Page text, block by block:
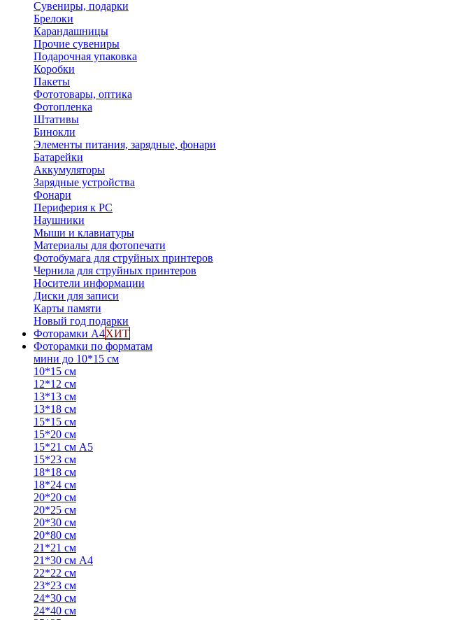
Сувениры, подарки
Брелоки
Карандашницы
Прочие сувениры
Подарочная упаковка
Коробки
Пакеты
Фототовары, оптика
Фотопленка
Штативы
Бинокли
Элементы питания, зарядные, фонари
Батарейки
Аккумуляторы
Зарядные устройства
Фонари
Периферия к PC
Наушники
Мыши и клавиатуры
Материалы для фотопечати
Фотобумага для струйных принтеров
Чернила для струйных принтеров
Носители информации
Диски для записи
Карты памяти
Новый год подарки
Фоторамки А4ХИТ
Фоторамки по форматам
мини до 10*15 см
10*15 см
12*12 см
13*13 см
13*18 см
15*15 см
15*20 см
15*21 см А5
15*23 см
18*18 см
18*24 см
20*20 см
20*25 см
20*30 см
20*80 см
21*21 см
21*30 см А4
22*22 см
23*23 см
24*30 см
24*40 см